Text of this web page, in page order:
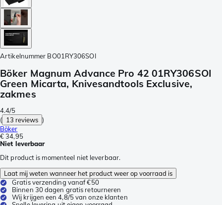
Artikelnummer BO01RY306SOI
Böker Magnum Advance Pro 42 01RY306SOI
Green Micarta, Knivesandtools Exclusive,
zakmes
4.4/5
( 13 reviews )
Böker
€ 34,95
Niet leverbaar
Dit product is momenteel niet leverbaar.
Laat mij weten wanneer het product weer op voorraad is
Gratis verzending vanaf €50
Binnen 30 dagen gratis retourneren
Wij krijgen een 4,8/5 van onze klanten